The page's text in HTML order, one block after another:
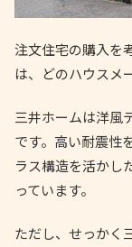
注文住宅の購入を
は、どのハウスメ
三井ホームは洋風
です。高い耐震性
ラス構造を活かし
っています。
ただし、せっかく